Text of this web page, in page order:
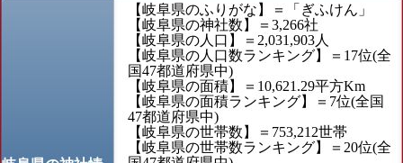
【岐阜県のふりがな】＝「ぎふけん」
【岐阜県の神社数】＝3,266社
【岐阜県の人口】＝2,031,903人
【岐阜県の人口数ランキング】＝17位(全
国47都道府県中)
【岐阜県の面積】＝10,621.29平方Km
【岐阜県の面積ランキング】＝7位(全国
47都道府県中)
【岐阜県の世帯数】＝753,212世帯
【岐阜県の世帯数ランキング】＝20位(全